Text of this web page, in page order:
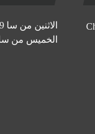
الاثنين من سا 9 إلى سا 15 و 30 د
الخميس من سا 9 إلى سا 12